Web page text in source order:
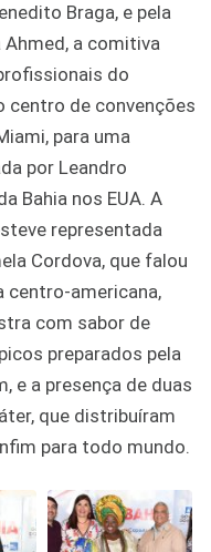
Braga, e pela
Ahmed, a comitiva
do
centro de convenções
para uma
por Leandro
Bahia nos EUA. A
representada
Cordova, que falou
centro-americana,
com sabor de
preparados pela
e a presença de duas
que distribuíram
para todo mundo.